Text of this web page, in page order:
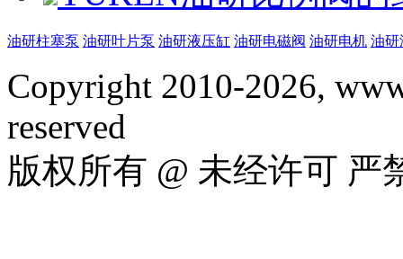
油研柱塞泵 油研叶片泵 油研液压缸 油研电磁阀 油研电机 油研
Copyright 2010-2026,
reserved
版权所有 @ 未经许可 严